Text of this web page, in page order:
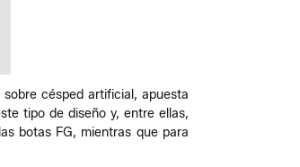
césped artificial, apuesta
tipo de diseño y, entre ellas,
botas FG, mientras que para